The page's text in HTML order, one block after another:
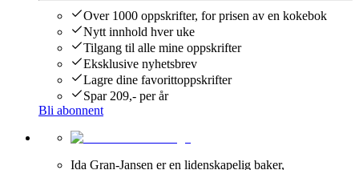
Over 1000 oppskrifter, for prisen av en kokebok
Nytt innhold hver uke
Tilgang til alle mine oppskrifter
Eksklusive nyhetsbrev
Lagre dine favorittoppskrifter
Spar 209,- per år
Bli abonnent
Ida Gran-Jansen er en lidenskapelig baker,